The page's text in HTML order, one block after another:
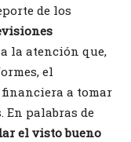
de los
la atención que,
el
a tomar
En palabras de
el visto bueno